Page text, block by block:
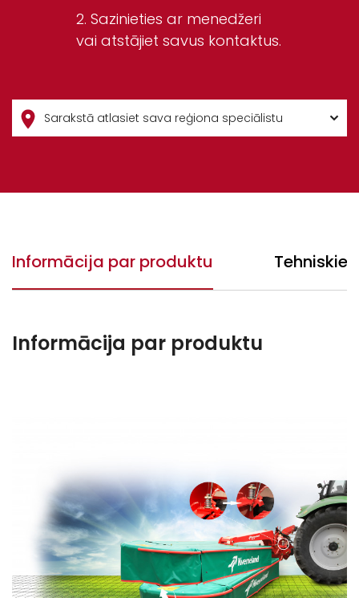
Sazinieties ar menedžeri
vai atstājiet savus kontaktus.
Informācija par produktu Tehniskie
Informācija par produktu